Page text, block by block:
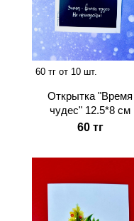
60 тг от 10 шт.
Открытка "Время
чудес" 12.5*8 см
60 тг